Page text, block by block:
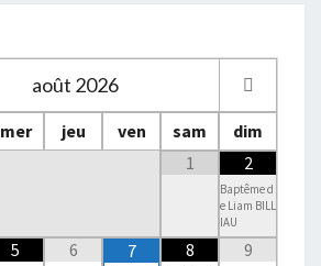
août 2026
mer jeu ven sam
dim
1
2
Baptême d
e Liam BILL
IAU
5 6 7 8 9